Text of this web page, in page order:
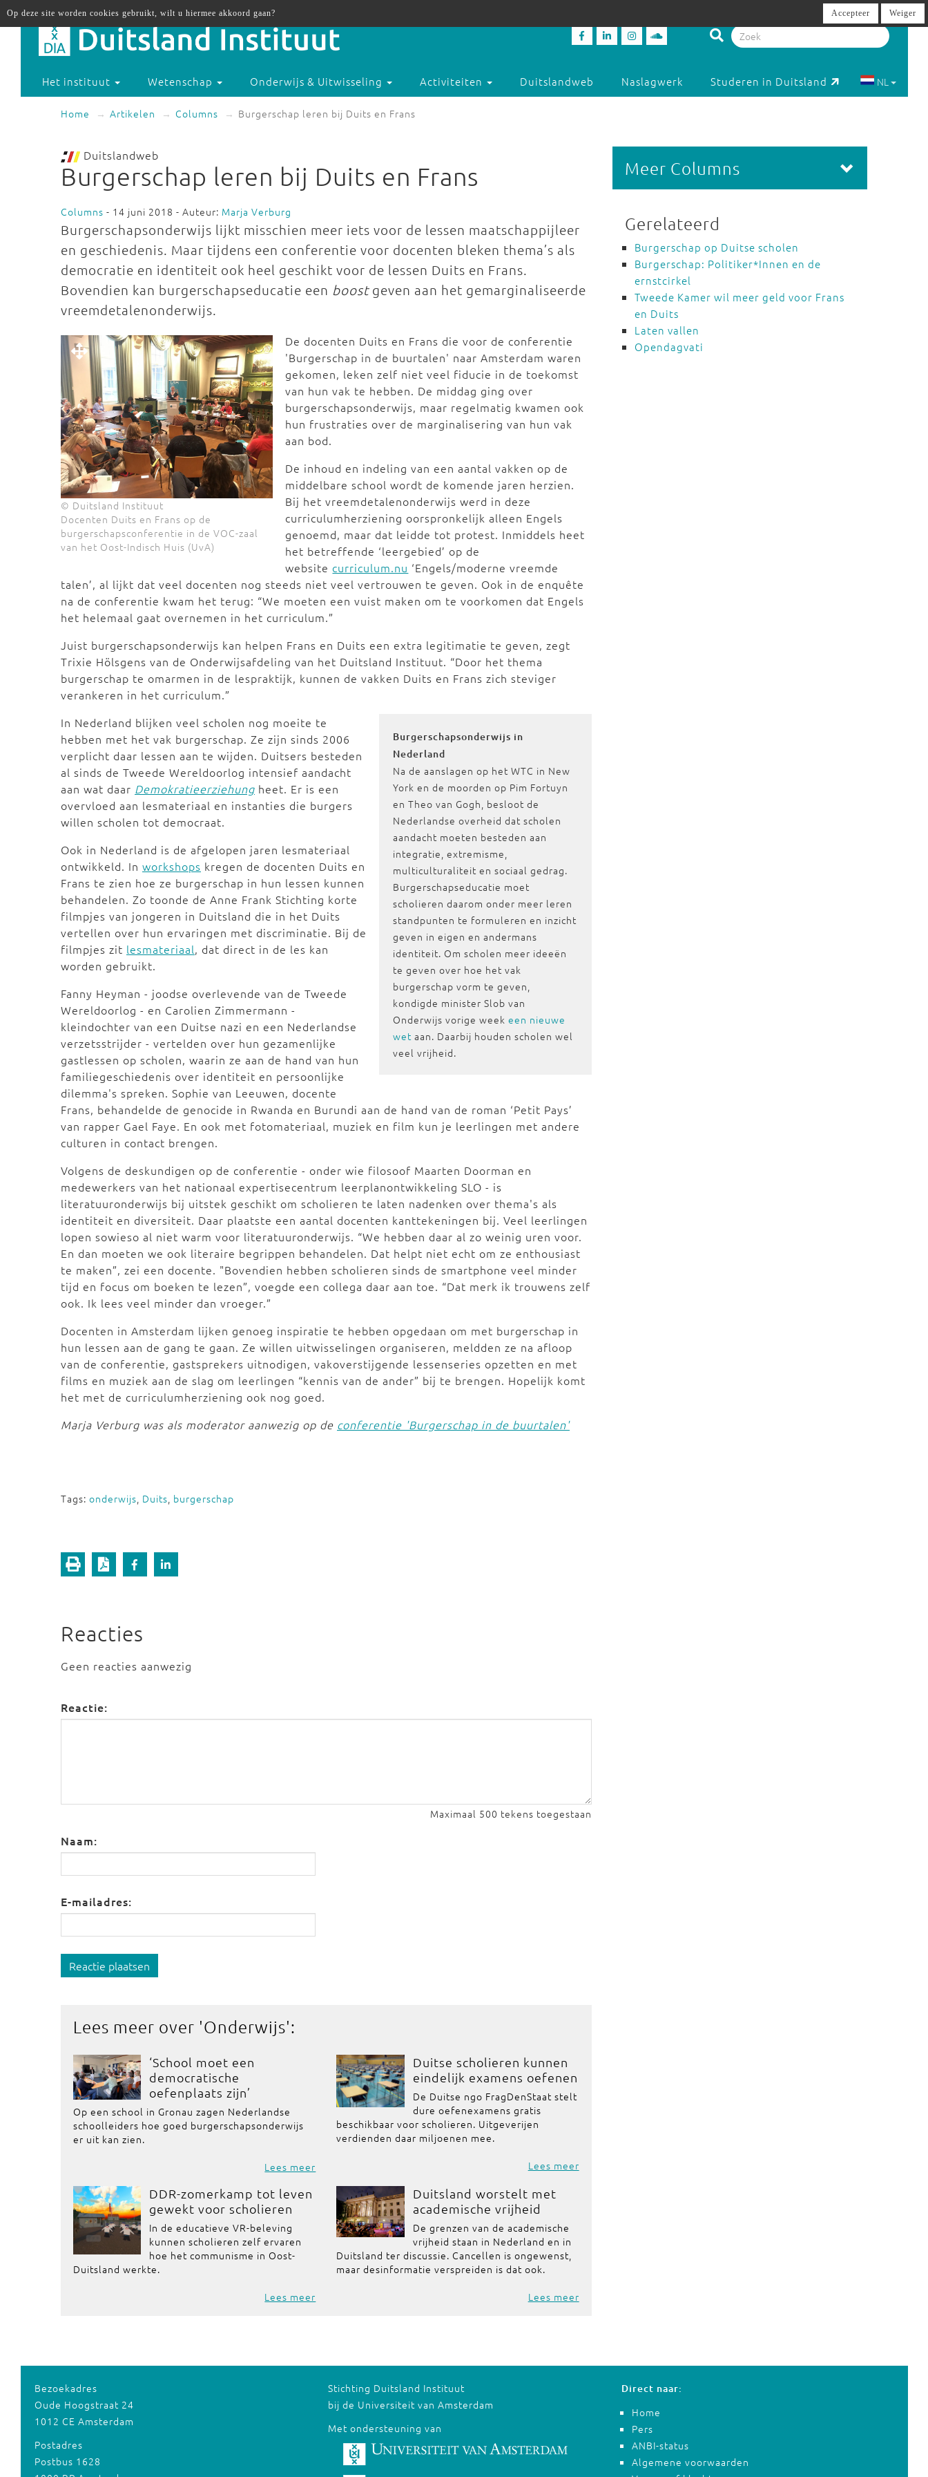
Het instituut Wetenschap Onderwijs & Uitwisseling Activiteiten Duitslandweb Naslagwerk Studeren in Duitsland NL
Home Artikelen Columns Burgerschap leren bij Duits en Frans
Duitslandweb
Burgerschap leren bij Duits en Frans
Columns - 14 juni 2018 - Auteur: Marja Verburg
Burgerschapsonderwijs lijkt misschien meer iets voor de lessen maatschappijleer
en geschiedenis. Maar tijdens een conferentie voor docenten bleken thema’s als
democratie en identiteit ook heel geschikt voor de lessen Duits en Frans.
Bovendien kan burgerschapseducatie een boostgeven aan het gemarginaliseerde
vreemdetalenonderwijs.
© Duitsland Instituut
Docenten Duits en Frans op de
burgerschapsconferentie in de VOC-zaal
van het Oost-Indisch Huis (UvA)
De docenten Duits en Frans die voor de conferentie
'Burgerschap in de buurtalen' naar Amsterdam waren
gekomen, leken zelf niet veel fiducie in de toekomst
van hun vak te hebben. De middag ging over
burgerschapsonderwijs, maar regelmatig kwamen ook
hun frustraties over de marginalisering van hun vak
aan bod.
De inhoud en indeling van een aantal vakken op de
middelbare school wordt de komende jaren herzien.
Bij het vreemdetalenonderwijs werd in deze
curriculumherziening oorspronkelijk alleen Engels
genoemd, maar dat leidde tot protest. Inmiddels heet
het betreffende ‘leergebied’ op de
website curriculum.nu ‘Engels/moderne vreemde
talen’, al lijkt dat veel docenten nog steeds niet veel vertrouwen te geven. Ook in de enquête
na de conferentie kwam het terug: “We moeten een vuist maken om te voorkomen dat Engels
het helemaal gaat overnemen in het curriculum.”
Juist burgerschapsonderwijs kan helpen Frans en Duits een extra legitimatie te geven, zegt
Trixie Hölsgens van de Onderwijsafdeling van het Duitsland Instituut. “Door het thema
burgerschap te omarmen in de lespraktijk, kunnen de vakken Duits en Frans zich steviger
verankeren in het curriculum.”
Burgerschapsonderwijs in
Nederland
Na de aanslagen op het WTC in New
York en de moorden op Pim Fortuyn
en Theo van Gogh, besloot de
Nederlandse overheid dat scholen
aandacht moeten besteden aan
integratie, extremisme,
multiculturaliteit en sociaal gedrag.
Burgerschapseducatie moet
scholieren daarom onder meer leren
standpunten te formuleren en inzicht
geven in eigen en andermans
identiteit. Om scholen meer ideeën
te geven over hoe het vak
burgerschap vorm te geven,
kondigde minister Slob van
Onderwijs vorige weekeen nieuwe
wet aan. Daarbij houden scholen wel
veel vrijheid.
In Nederland blijken veel scholen nog moeite te
hebben met het vak burgerschap. Ze zijn sinds 2006
verplicht daar lessen aan te wijden. Duitsers besteden
al sinds de Tweede Wereldoorlog intensief aandacht
aan wat daar Demokratieerziehung heet. Er is een
overvloed aan lesmateriaal en instanties die burgers
willen scholen tot democraat.
Ook in Nederland is de afgelopen jaren lesmateriaal
ontwikkeld. In workshops kregen de docenten Duits en
Frans te zien hoe ze burgerschap in hun lessen kunnen
behandelen. Zo toonde de Anne Frank Stichting korte
filmpjes van jongeren in Duitsland die in het Duits
vertellen over hun ervaringen met discriminatie. Bij de
filmpjes zit lesmateriaal, dat direct in de les kan
worden gebruikt.
Fanny Heyman - joodse overlevende van de Tweede
Wereldoorlog - en Carolien Zimmermann -
kleindochter van een Duitse nazi en een Nederlandse
verzetsstrijder - vertelden over hun gezamenlijke
gastlessen op scholen, waarin ze aan de hand van hun
familiegeschiedenis over identiteit en persoonlijke
dilemma's spreken. Sophie van Leeuwen, docente
Frans, behandelde de genocide in Rwanda en Burundi aan de hand van de roman ‘Petit Pays’
van rapper Gael Faye. En ook met fotomateriaal, muziek en film kun je leerlingen met andere
culturen in contact brengen.
Volgens de deskundigen op de conferentie - onder wie filosoof Maarten Doorman en
medewerkers van het nationaal expertisecentrum leerplanontwikkeling SLO - is
literatuuronderwijs bij uitstek geschikt om scholieren te laten nadenken over thema's als
identiteit en diversiteit. Daar plaatste een aantal docenten kanttekeningen bij. Veel leerlingen
lopen sowieso al niet warm voor literatuuronderwijs. “We hebben daar al zo weinig uren voor.
En dan moeten we ook literaire begrippen behandelen. Dat helpt niet echt om ze enthousiast
te maken”, zei een docente. "Bovendien hebben scholieren sinds de smartphone veel minder
tijd en focus om boeken te lezen”, voegde een collega daar aan toe. “Dat merk ik trouwens zelf
ook. Ik lees veel minder dan vroeger.”
Docenten in Amsterdam lijken genoeg inspiratie te hebben opgedaan om met burgerschap in
hun lessen aan de gang te gaan. Ze willen uitwisselingen organiseren, meldden ze na afloop
van de conferentie, gastsprekers uitnodigen, vakoverstijgende lessenseries opzetten en met
films en muziek aan de slag om leerlingen “kennis van de ander” bij te brengen. Hopelijk komt
het met de curriculumherziening ook nog goed.
Marja Verburg was als moderator aanwezig op de conferentie 'Burgerschap in de buurtalen'
Tags: onderwijs, Duits, burgerschap
Reacties
Geen reacties aanwezig
Reactie:
Maximaal 500 tekens toegestaan
Naam:
E-mailadres:
Reactie plaatsen
Lees meer over 'Onderwijs':
‘School moet een
democratische
oefenplaats zijn’
Op een school in Gronau zagen Nederlandse
schoolleiders hoe goed burgerschapsonderwijs
er uit kan zien.
Lees meer
Duitse scholieren kunnen
eindelijk examens oefenen
De Duitse ngo FragDenStaat stelt
dure oefenexamens gratis
beschikbaar voor scholieren. Uitgeverijen
verdienden daar miljoenen mee.
Lees meer
DDR-zomerkamp tot leven
gewekt voor scholieren
In de educatieve VR-beleving
kunnen scholieren zelf ervaren
hoe het communisme in Oost-
Duitsland werkte.
Lees meer
Duitsland worstelt met
academische vrijheid
De grenzen van de academische
vrijheid staan in Nederland en in
Duitsland ter discussie. Cancellen is ongewenst,
maar desinformatie verspreiden is dat ook.
Lees meer
Meer Columns
Gerelateerd
Burgerschap op Duitse scholen
Burgerschap: Politiker*Innen en de
ernstcirkel
Tweede Kamer wil meer geld voor Frans
en Duits
Laten vallen
Opendagvati
Bezoekadres
Oude Hoogstraat 24
1012 CE Amsterdam
Postadres
Postbus 1628
Stichting Duitsland Instituut
bij de Universiteit van Amsterdam
Met ondersteuning van
Direct naar:
Home
Pers
ANBI-status
Algemene voorwaarden
Op deze site worden cookies gebruikt, wilt u hiermee akkoord gaan? Accepteer Weiger